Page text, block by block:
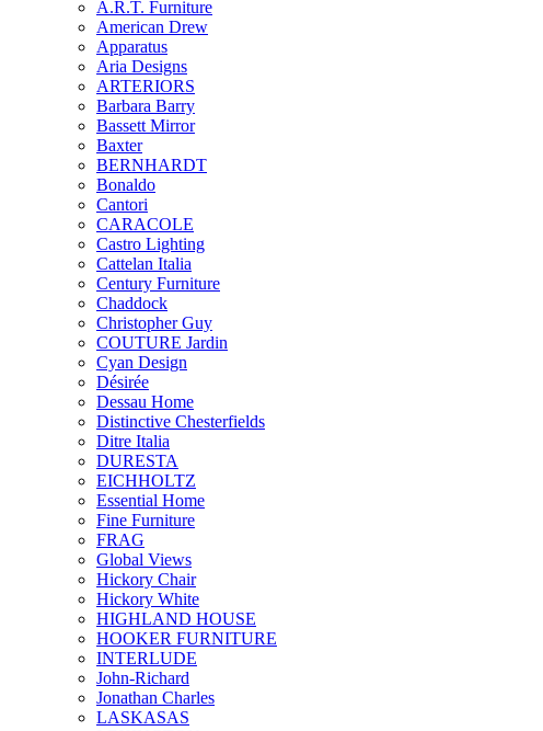
A.R.T. Furniture
American Drew
Apparatus
Aria Designs
ARTERIORS
Barbara Barry
Bassett Mirror
Baxter
BERNHARDT
Bonaldo
Cantori
CARACOLE
Castro Lighting
Cattelan Italia
Century Furniture
Chaddock
Christopher Guy
COUTURE Jardin
Cyan Design
Désirée
Dessau Home
Distinctive Chesterfields
Ditre Italia
DURESTA
EICHHOLTZ
Essential Home
Fine Furniture
FRAG
Global Views
Hickory Chair
Hickory White
HIGHLAND HOUSE
HOOKER FURNITURE
INTERLUDE
John-Richard
Jonathan Charles
LASKASAS